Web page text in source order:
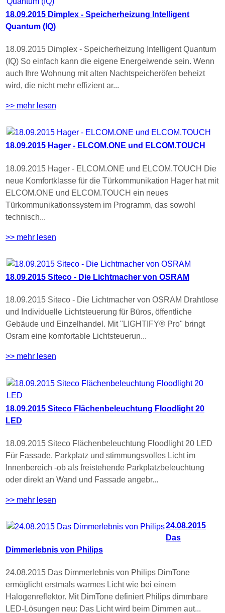
18.09.2015 Dimplex - Speicherheizung Intelligent
Quantum (IQ)
18.09.2015 Dimplex - Speicherheizung Intelligent Quantum
(IQ) So einfach kann die eigene Energeiwende sein. Wenn
auch Ihre Wohnung mit alten Nachtspeicheröfen beheizt
wird, die nicht mehr effizient ar...
>> mehr lesen
18.09.2015 Hager - ELCOM.ONE und ELCOM.TOUCH
18.09.2015 Hager - ELCOM.ONE und ELCOM.TOUCH Die
neue Komfortklasse für die Türkommunikation Hager hat mit
ELCOM.ONE und ELCOM.TOUCH ein neues
Türkommunikationssystem im Programm, das sowohl
technisch...
>> mehr lesen
18.09.2015 Siteco - Die Lichtmacher von OSRAM
18.09.2015 Siteco - Die Lichtmacher von OSRAM Drahtlose
und Individuelle Lichtsteuerung für Büros, öffentliche
Gebäude und Einzelhandel. Mit "LIGHTIFY® Pro" bringt
Osram eine komfortable Lichtsteuerun...
>> mehr lesen
18.09.2015 Siteco Flächenbeleuchtung Floodlight 20
LED
18.09.2015 Siteco Flächenbeleuchtung Floodlight 20 LED
Für Fassade, Parkplatz und stimmungsvolles Licht im
Innenbereich -ob als freistehende Parkplatzbeleuchtung
oder direkt an Wand und Fassade angebr...
>> mehr lesen
24.08.2015
Das
Dimmerlebnis von Philips
24.08.2015 Das Dimmerlebnis von Philips DimTone
ermöglicht erstmals warmes Licht wie bei einem
Halogenreflektor. Mit DimTone definiert Philips dimmbare
LED-Lösungen neu: Das Licht wird beim Dimmen aut...